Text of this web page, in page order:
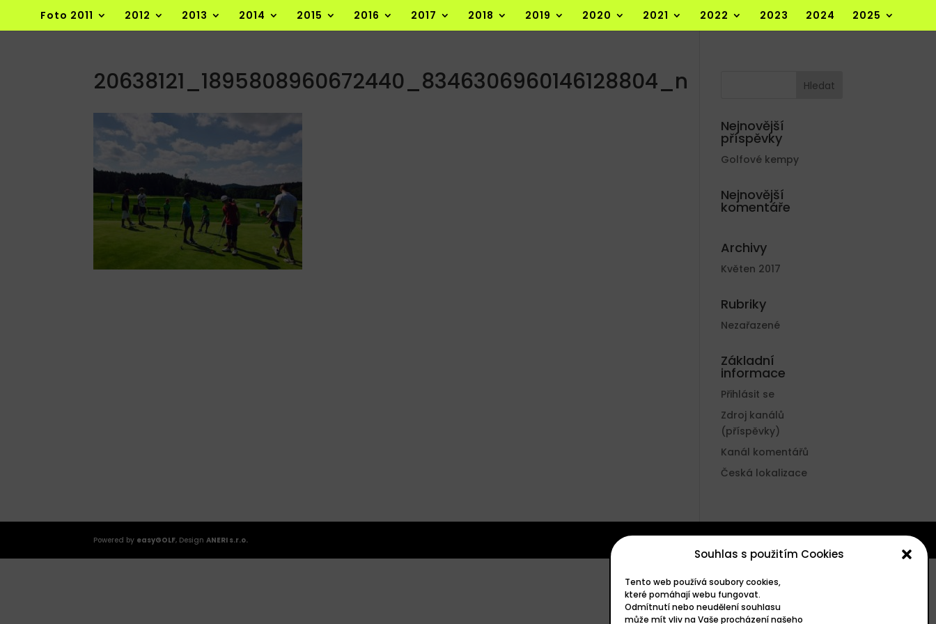
Souhlas s použitím Cookies
Tento web používá soubory cookies,
které pomáhají webu fungovat.
Odmítnutí nebo neudělení souhlasu
může mít vliv na Vaše procházení našeho
Foto 2011 2012 2013 2014 2015 2016 2017 2018 2019 2020 2021 2022 2023 2024 2025
20638121_1895808960672440_8346306960146128804_n
Nejnovější
příspěvky
Golfové kempy
Nejnovější
komentáře
Archivy
Květen 2017
Rubriky
Nezařazené
Základní
informace
Přihlásit se
Zdroj kanálů
(příspěvky)
Kanál komentářů
Česká lokalizace
Powered by easyGOLF, DesignANERI s.r.o.